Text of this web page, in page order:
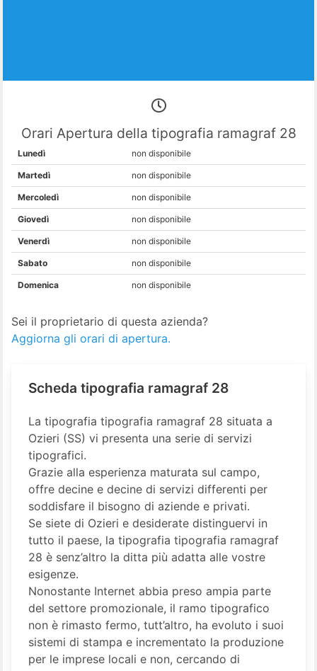
Orari Apertura della tipografia ramagraf 28
Lunedì non disponibile
Martedì non disponibile
Mercoledì non disponibile
Giovedì non disponibile
Venerdì non disponibile
Sabato non disponibile
Domenica non disponibile
Sei il proprietario di questa azienda?
Aggiorna gli orari di apertura.
Scheda tipografia ramagraf 28
La tipografia tipografia ramagraf 28 situata a
Ozieri (SS) vi presenta una serie di servizi
tipografici.
Grazie alla esperienza maturata sul campo,
offre decine e decine di servizi differenti per
soddisfare il bisogno di aziende e privati.
Se siete di Ozieri e desiderate distinguervi in
tutto il paese, la tipografia tipografia ramagraf
28 è senz’altro la ditta più adatta alle vostre
esigenze.
Nonostante Internet abbia preso ampia parte
del settore promozionale, il ramo tipografico
non è rimasto fermo, tutt’altro, ha evoluto i suoi
sistemi di stampa e incrementato la produzione
per le imprese locali e non, cercando di